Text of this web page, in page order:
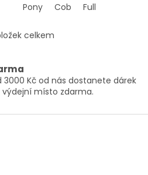
Pony Cob Full
O
á
d
a
í
celkem
3000 Kč od nás dostanete dárek
místo zdarma.